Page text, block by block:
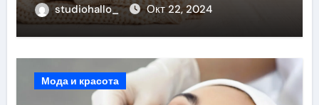
studiohallo_ Окт 22, 2024
Мода и красота